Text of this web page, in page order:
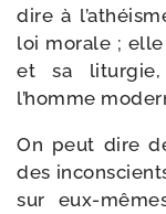
dire à
loi morale ;
et sa litur­gie,
l’homme
On peut dire
des
sur eux-​